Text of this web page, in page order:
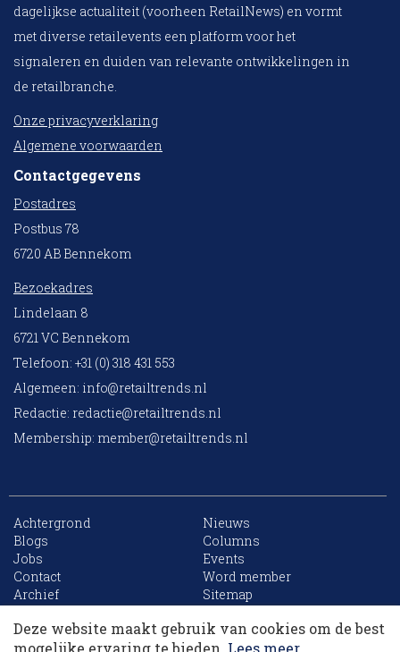
dagelijkse actualiteit (voorheen RetailNews) en vormt
met diverse retailevents een platform voor het
signaleren en duiden van relevante ontwikkelingen in
de retailbranche.
Onze privacyverklaring
Algemene voorwaarden
Contactgegevens
Postadres
Postbus 78
6720 AB Bennekom
Bezoekadres
Lindelaan 8
6721 VC Bennekom
Telefoon: +31 (0) 318 431 553
Algemeen: info@retailtrends.nl
Redactie: redactie@retailtrends.nl
Membership: member@retailtrends.nl
Achtergrond
Nieuws
Blogs
Columns
Jobs
Events
Contact
Word member
Archief
Sitemap
Deze website maakt gebruik van cookies om de best
mogelijke ervaring te bieden. Lees meer
Korting op events